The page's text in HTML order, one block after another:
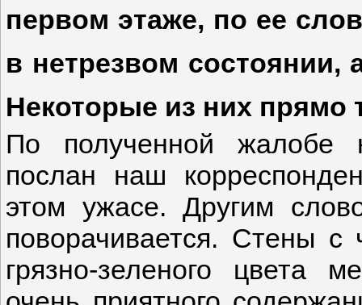
первом этаже, по ее
в нетрезвом состоянии,
Некоторые из них прямо
По полученной жалобе
послан наш
этом ужасе. Другим
поворачивается. Стены с
грязно-зеленого цвета